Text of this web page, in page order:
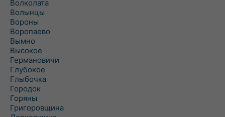
Волколата
Волынцы
Вороны
Воропаево
Вымно
Высокое
Германовичи
Глубокое
Глыбочка
Городок
Горяны
Григоровщина